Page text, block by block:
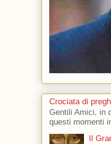
Crociata di
Gentili Amici, in
questi momenti
Il